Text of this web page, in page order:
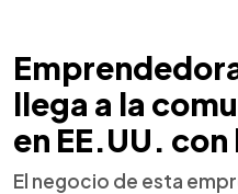
llega a la
en EE.UU.
El negocio de esta